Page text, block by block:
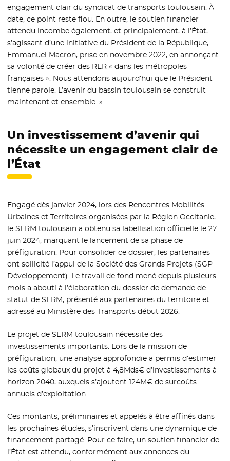
engagement clair du syndicat de transports toulousain. À
date, ce point reste flou. En outre, le soutien financier
attendu incombe également, et principalement, à l’État,
s’agissant d’une initiative du Président de la République,
Emmanuel Macron, prise en novembre 2022, en annonçant
sa volonté de créer des RER « dans les métropoles
françaises ». Nous attendons aujourd’hui que le Président
tienne parole. L’avenir du bassin toulousain se construit
maintenant et ensemble. »
Un investissement d’avenir qui
nécessite un engagement clair de
l’État
Engagé dès janvier 2024, lors des Rencontres Mobilités
Urbaines et Territoires organisées par la Région Occitanie,
le SERM toulousain a obtenu sa labellisation officielle le 27
juin 2024, marquant le lancement de sa phase de
préfiguration. Pour consolider ce dossier, les partenaires
ont sollicité l’appui de la Société des Grands Projets (SGP
Développement). Le travail de fond mené depuis plusieurs
mois a abouti à l’élaboration du dossier de demande de
statut de SERM, présenté aux partenaires du territoire et
adressé au Ministère des Transports début 2026.
Le projet de SERM toulousain nécessite des
investissements importants. Lors de la mission de
préfiguration, une analyse approfondie a permis d’estimer
les coûts globaux du projet à 4,8Mds€ d’investissements à
horizon 2040, auxquels s’ajoutent 124M€ de surcoûts
annuels d’exploitation.
Ces montants, préliminaires et appelés à être affinés dans
les prochaines études, s’inscrivent dans une dynamique de
financement partagé. Pour ce faire, un soutien financier de
l’État est attendu, conformément aux annonces du